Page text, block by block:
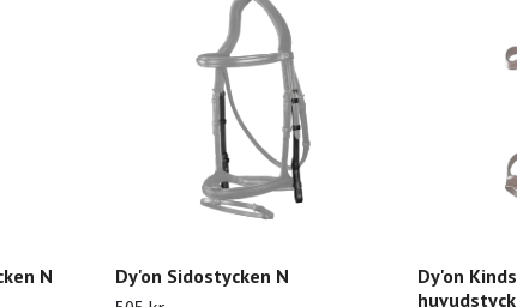
N
Dy'on Sidostycken N
Dy'on